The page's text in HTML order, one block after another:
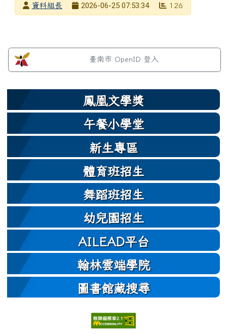
發布者資料組長
2026-06-25 07:53:34 126
左邊區域內容
臺南市 OpenID 登入
鳳凰文學獎
午餐小學堂
新生專區
體育班招生
舞蹈班招生
幼兒園招生
AILEAD平台
翰林雲端學院
圖書館藏搜尋